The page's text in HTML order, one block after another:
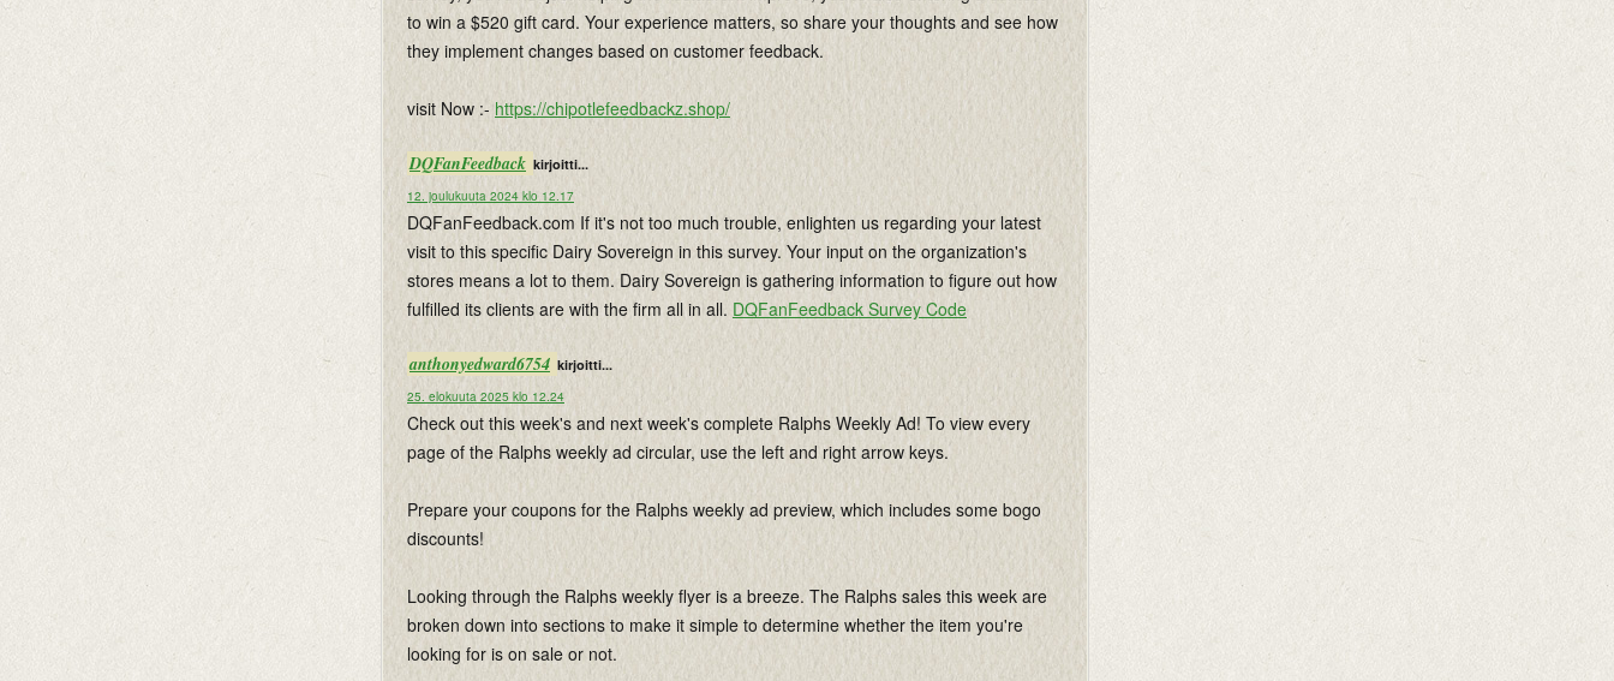
to win a $520 gift card. Your experience matters, so share your thoughts and see how
they implement changes based on customer feedback.
visit Now :- https://chipotlefeedbackz.shop/
DQFanFeedback kirjoitti...
12. joulukuuta 2024 klo 12.17
DQFanFeedback.com If it's not too much trouble, enlighten us regarding your latest
visit to this specific Dairy Sovereign in this survey. Your input on the organization's
stores means a lot to them. Dairy Sovereign is gathering information to figure out how
fulfilled its clients are with the firm all in all. DQFanFeedback Survey Code
anthonyedward6754 kirjoitti...
25. elokuuta 2025 klo 12.24
Check out this week's and next week's complete Ralphs Weekly Ad! To view every
page of the Ralphs weekly ad circular, use the left and right arrow keys.
Prepare your coupons for the Ralphs weekly ad preview, which includes some bogo
discounts!
Looking through the Ralphs weekly flyer is a breeze. The Ralphs sales this week are
broken down into sections to make it simple to determine whether the item you're
looking for is on sale or not.